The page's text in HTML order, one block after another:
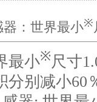
器：世界最小※
最小※尺寸
分别减小60